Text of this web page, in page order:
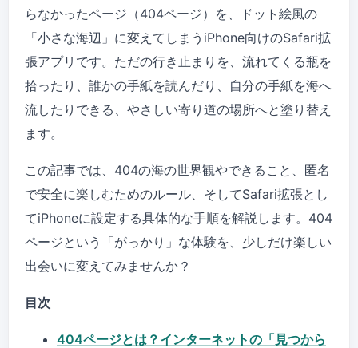
らなかったページ（404ページ）を、ドット絵風の
「小さな海辺」に変えてしまうiPhone向けのSafari拡
張アプリです。ただの行き止まりを、流れてくる瓶を
拾ったり、誰かの手紙を読んだり、自分の手紙を海へ
流したりできる、やさしい寄り道の場所へと塗り替え
ます。
この記事では、404の海の世界観やできること、匿名
で安全に楽しむためのルール、そしてSafari拡張とし
てiPhoneに設定する具体的な手順を解説します。404
ページという「がっかり」な体験を、少しだけ楽しい
出会いに変えてみませんか？
目次
404ページとは？インターネットの「見つから